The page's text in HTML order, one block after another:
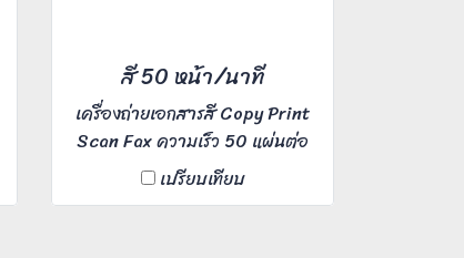
สี 50 หน้า/นาที
เครื่องถ่ายเอกสารสี Copy Print
Scan Fax ความเร็ว 50 แผ่นต่อ
นาที เหมาะสำหรับ Office ขนาด
กลางขึ้นไป
เปรียบเทียบ